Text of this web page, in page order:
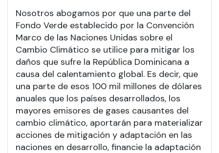
Nosotros abogamos por que una parte del
Fondo Verde establecido por la Convención
Marco de las Naciones Unidas sobre el
Cambio Climático se utilice para mitigar los
daños que sufre la República Dominicana a
causa del calentamiento global. Es decir, que
una parte de esos 100 mil millones de dólares
anuales que los países desarrollados, los
mayores emisores de gases causantes del
cambio climático, aportarán para materializar
acciones de mitigación y adaptación en las
naciones en desarrollo, financie la adaptación